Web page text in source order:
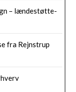
– lændestøtte-
fra Rejnstrup